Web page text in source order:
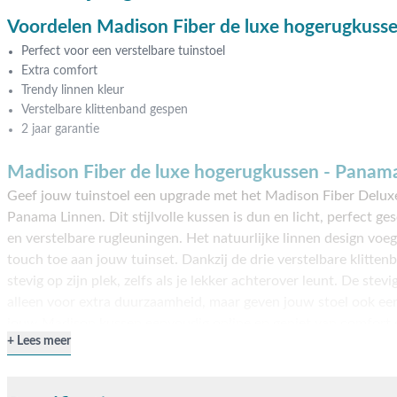
Voordelen Madison Fiber de luxe
Perfect voor een verstelbare tuinstoel
Extra comfort
Trendy linnen kleur
Verstelbare klittenband gespen
2 jaar garantie
Madison Fiber de luxe hogerugkussen -
Geef jouw tuinstoel een upgrade met het Madison Fiber
Panama Linnen. Dit stijlvolle kussen is dun en licht, perfect
en verstelbare rugleuningen. Het natuurlijke linnen design
touch toe aan jouw tuinset. Dankzij de drie verstelbare
stevig op zijn plek, zelfs als je lekker achterover leunt. De
uitproberen? Bezoek onze showrooms in Opheusden, Duiven
Lees meer